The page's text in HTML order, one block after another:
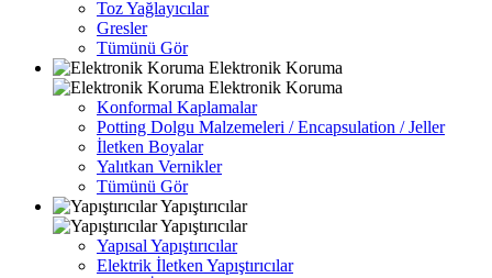
Toz Yağlayıcılar
Gresler
Tümünü Gör
Elektronik Koruma
Elektronik Koruma
Konformal Kaplamalar
Potting Dolgu Malzemeleri / Encapsulation / Jeller
İletken Boyalar
Yalıtkan Vernikler
Tümünü Gör
Yapıştırıcılar
Yapıştırıcılar
Yapısal Yapıştırıcılar
Elektrik İletken Yapıştırıcılar